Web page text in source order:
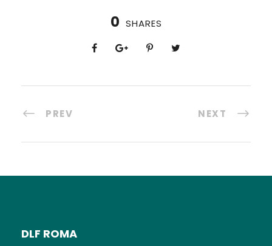
0 SHARES
PREV NEXT
DLF ROMA